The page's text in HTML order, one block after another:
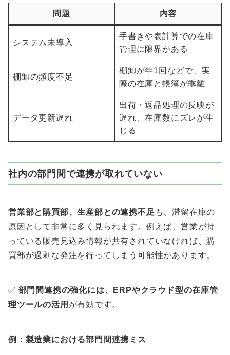
問題 内容
システム未導入
手書きや表計算での在庫
管理に限界がある
棚卸の頻度不足
棚卸が年1回などで、実
際の在庫と帳簿が乖離
データ更新遅れ
出荷・返品処理の反映が
遅れ、在庫数にズレが生
じる
社内の部門間で連携が取れていない
営業部と購買部、生産部との連携不足 も、滞留在庫の
原因として非常に多く見られます。例えば、営業が持
っている販売見込み情報が共有されていなければ、購
買部が過剰な発注を行ってしまう可能性があります。
✅ 部門間連携の強化には、ERPやクラウド型の在庫管
理ツールの活用 が有効です。
例：製造業における部門間連携ミス